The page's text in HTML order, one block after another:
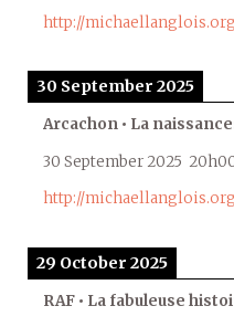
http://
30 September 2025
Arcachon • La
30 September 2025
http://
29 October 2025
RAF • La fabuleuse